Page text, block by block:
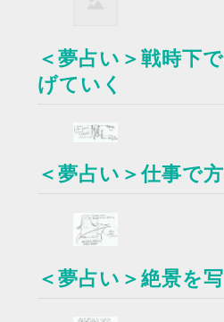
＜夢占い＞戦時下
げていく
＜夢占い＞仕事で
＜夢占い＞絶景を